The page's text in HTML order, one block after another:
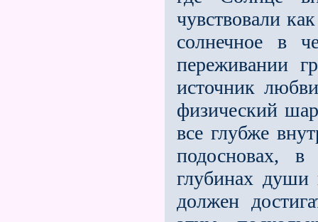
чувствовали
солнечное в
переживании
источник
физический
все глубже
подосновах,
глубинах души
должен